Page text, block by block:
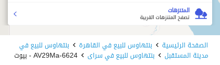
المتنزهات
تصفح المتنزهات القريبة
الصفحة الرئيسية بنتهاوس للبيع في القاهرة بنتهاوس للبيع في
مدينة المستقبل بنتهاوس للبيع في سراى 6624-AV29Ma - بيوت